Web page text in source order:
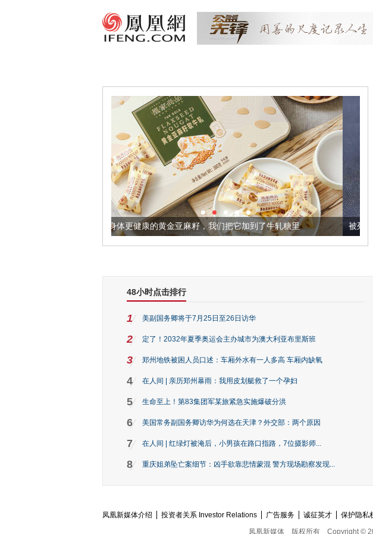
让身体更健康的黄金亚麻籽，我们把它加到了牛轧糖里 被列入佛家七宝的
48小时点击排行
1 美副国务卿将于7月25日至26日访华
2 定了！2032年夏季奥运会主办城市为澳大利亚布里斯班
3 郑州地铁被困人员口述：车厢外水有一人多高 车厢内缺氧
4 在人间 | 亲历郑州暴雨：我用皮划艇救了一个孕妇
5 生命至上！第83集团军某旅紧急实施爆破分洪
6 美国常务副国务卿访华为何选在天津？外交部：两个原因
7 在人间 | 红绿灯被淹后，小男孩在路口指路，7位摄影师...
8 重庆姐弟坠亡案细节：凶手欲靠悲情蒙混 警方现场勘察发现...
凤凰新媒体介绍 投资者关系 Investor Relations 广告服务 诚征英才 保护隐私
凤凰新媒体
版权所有 Copyright ©